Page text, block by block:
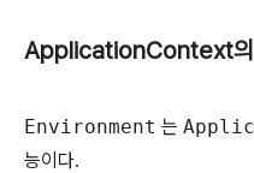
ApplicationContext의
Environment 는
능이다.